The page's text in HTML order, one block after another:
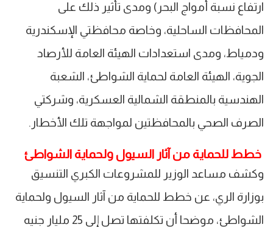
ارتفاع نسبة أمواج البحر) ومدى تأثير ذلك على
المحافظات الساحلية، وخاصة محافظتي الإسكندرية
ودمياط، ومدى استعدادات الهيئة العامة للأرصاد
الجوية، الهيئة العامة لحماية الشواطئ، الشعبة
الهندسية بالمنطقة الشمالية العسكرية، وشركتي
الصرف الصحي بالمحافظتين لمواجهة تلك الأخطار.
خطط للحماية من آثار السيول ولحماية الشواطئ
وكشف مساعد الوزير للمشروعات الكبري التنسيق
بوزارة الري، عن خطط للحماية من آثار السيول ولحماية
الشواطئ، موضحا أن تكلفتها تصل إلي 25 مليار جنيه